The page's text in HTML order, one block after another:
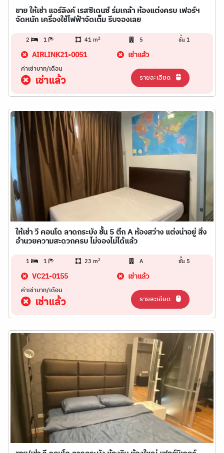
ขาย ให้เช่า แอร์ลิงค์ เรสซิเดนซ์ ร่มเกล้า ห้องแต่งครบ เฟอร์ฯ
จัดหนัก เครื่องใช้ไฟฟ้าจัดเต็ม รีบจองเลย
2 1 41 m2 5 ชั้น 1
AIRLINK21-0051 เช่าแล้ว
ค่าเช่าบาท/เดือน
เช่าแล้ว รายละเอียด
ให้เช่า วี คอนโด ลาดกระบัง ชั้น 5 ตึก A ห้องสว่าง แต่งน่าอยู่ สิ่ง
อำนวยความสะดวกครบ ไม่จองไม่ได้แล้ว
1 1 23 m2 A ชั้น 5
VC21-0155 เช่าแล้ว
ค่าเช่าบาท/เดือน
เช่าแล้ว รายละเอียด